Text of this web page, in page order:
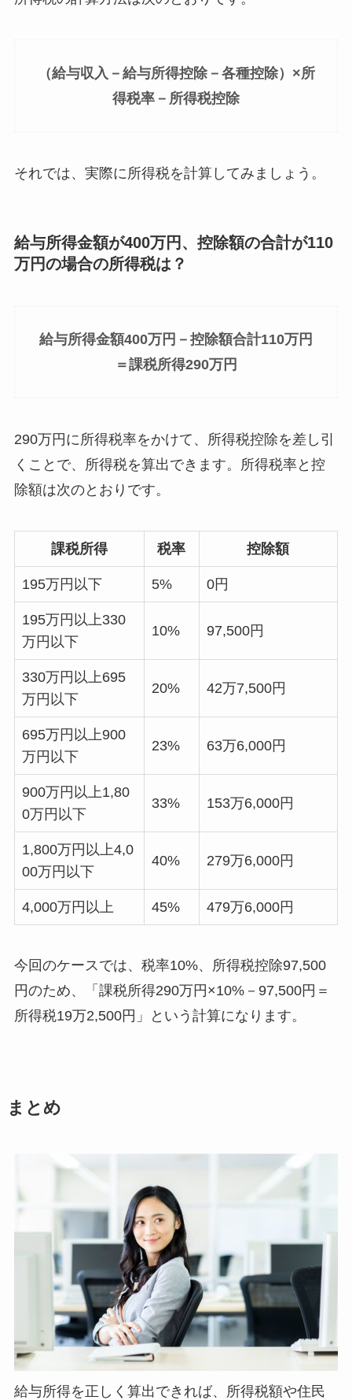
（給与収入－給与所得控除－各種控除）×所
得税率－所得税控除
それでは、実際に所得税を計算してみましょう。
給与所得金額が400万円、控除額の合計が110
万円の場合の所得税は？
給与所得金額400万円－控除額合計110万円
＝課税所得290万円
290万円に所得税率をかけて、所得税控除を差し引
くことで、所得税を算出できます。所得税率と控
除額は次のとおりです。
課税所得 税率 控除額
195万円以下 5% 0円
195万円以上330
万円以下
10% 97,500円
330万円以上695
万円以下
20% 42万7,500円
695万円以上900
万円以下
23% 63万6,000円
900万円以上1,80
0万円以下
33% 153万6,000円
1,800万円以上4,0
00万円以下
40% 279万6,000円
4,000万円以上 45% 479万6,000円
今回のケースでは、税率10%、所得税控除97,500
円のため、「課税所得290万円×10%－97,500円＝
所得税19万2,500円」という計算になります。
まとめ
給与所得を正しく算出できれば、所得税額や住民